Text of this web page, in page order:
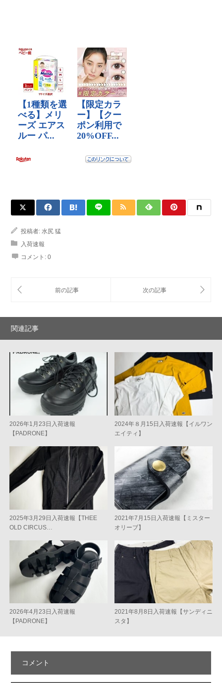
投稿者: 水尻 猛
入荷速報
コメント: 0
関連記事
2026年1月23日入荷速報
【PADRONE】
2024年８月15日入荷速報【イルワン
エイティ】
2025年3月29日入荷速報【THEE
OLD CIRCUS…
2021年7月15日入荷速報【ミスター
オリーブ】
2026年4月23日入荷速報
【PADRONE】
2021年8月8日入荷速報【サンディニ
スタ】
コメント